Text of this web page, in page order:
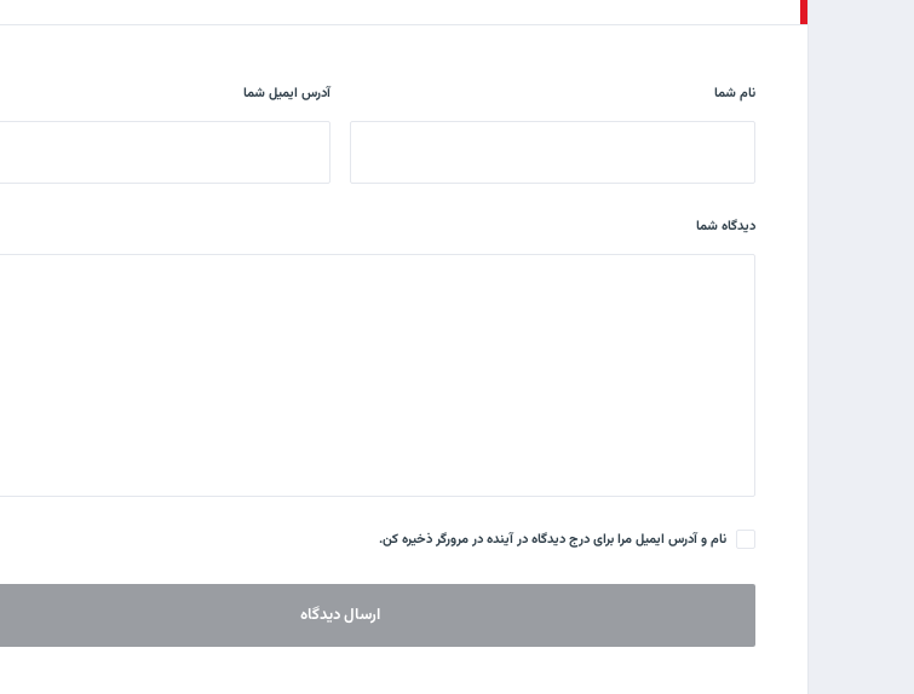
نام شما آدرس ایمیل شما
دیدگاه شما
نام و آدرس ایمیل مرا برای درج دیدگاه در آینده در مرورگر ذخیره کن.